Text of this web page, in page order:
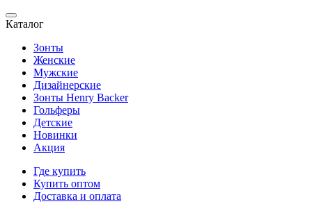
Каталог
Зонты
Женские
Мужские
Дизайнерские
Зонты Henry Backer
Гольферы
Детские
Новинки
Акция
Где купить
Купить оптом
Доставка и оплата